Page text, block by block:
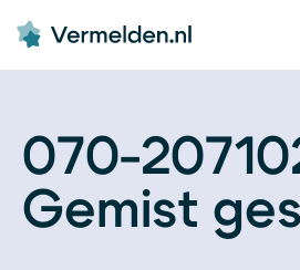
070-
Gemist